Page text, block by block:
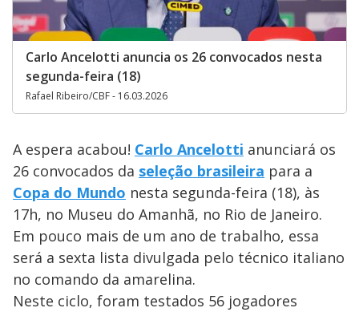
Carlo Ancelotti anuncia os 26 convocados nesta
segunda-feira (18)
Rafael Ribeiro/CBF - 16.03.2026
A espera acabou! Carlo Ancelotti anunciará os
26 convocados da seleção brasileira para a
Copa do Mundo nesta segunda-feira (18), às
17h, no Museu do Amanhã, no Rio de Janeiro.
Em pouco mais de um ano de trabalho, essa
será a sexta lista divulgada pelo técnico italiano
no comando da amarelina.
Neste ciclo, foram testados 56 jogadores